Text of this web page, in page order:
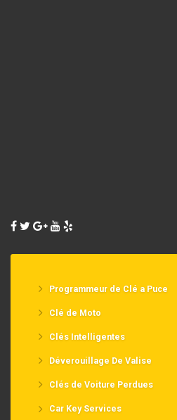
Programmeur de Clé a Puce
Clé de Moto
Clés Intelligentes
Déverouillage De Valise
Clés de Voiture Perdues
Car Key Services